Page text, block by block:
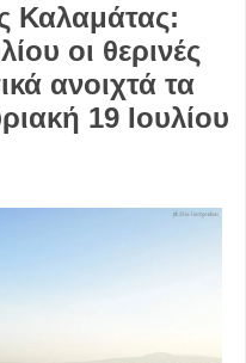
Καλαμάτας:
οι θερινές
ανοιχτά τα
19 Ιουλίου